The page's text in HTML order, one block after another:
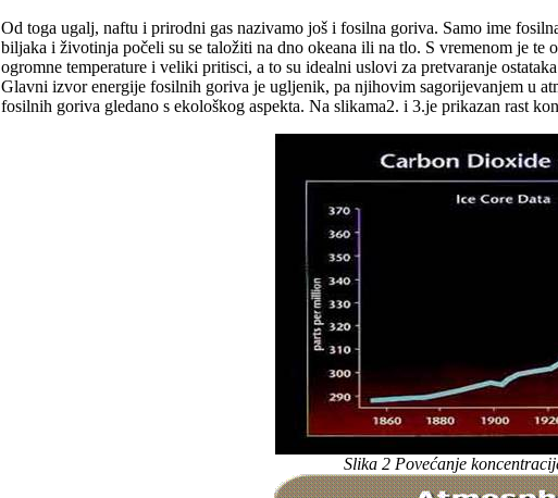
Od toga ugalj, naftu i prirodni gas nazivamo još i fosilna goriva. Samo ime
biljaka i životinja počeli su se taložiti na dno okeana ili na tlo. S vremenom je
ogromne temperature i veliki pritisci, a to su idealni uslovi za pretvaranje
Glavni izvor energije fosilnih goriva je ugljenik, pa njihovim sagorijevanjem u
fosilnih goriva gledano s ekološkog aspekta. Na slikama2. i 3.je prikazan rast
Slika 2 Povećanje